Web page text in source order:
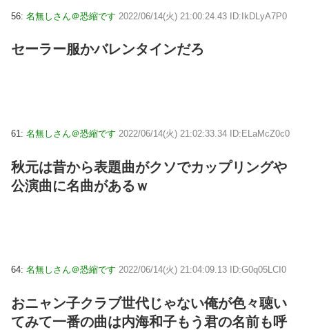
56: 名無しさん＠恐縮です 2022/06/14(火) 21:00:24.43 ID:IkDLyA7P0
セーラー服かバレンタインだろ
61: 名無しさん＠恐縮です 2022/06/14(火) 21:02:33.34 ID:ELaMcZ0c0
秋元は昔から表題曲がクソでカップリングや
公演曲に名曲があるｗ
64: 名無しさん＠恐縮です 2022/06/14(火) 21:04:09.13 ID:G0q05LCI0
おニャン子クラブ世代じゃない俺が色々聴い
てみて一番の曲は内海和子もう君の名前も呼